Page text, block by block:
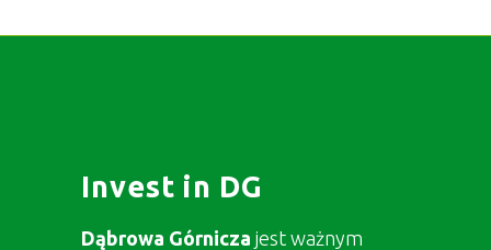
Invest in DG
Dąbrowa Górnicza jest ważnym